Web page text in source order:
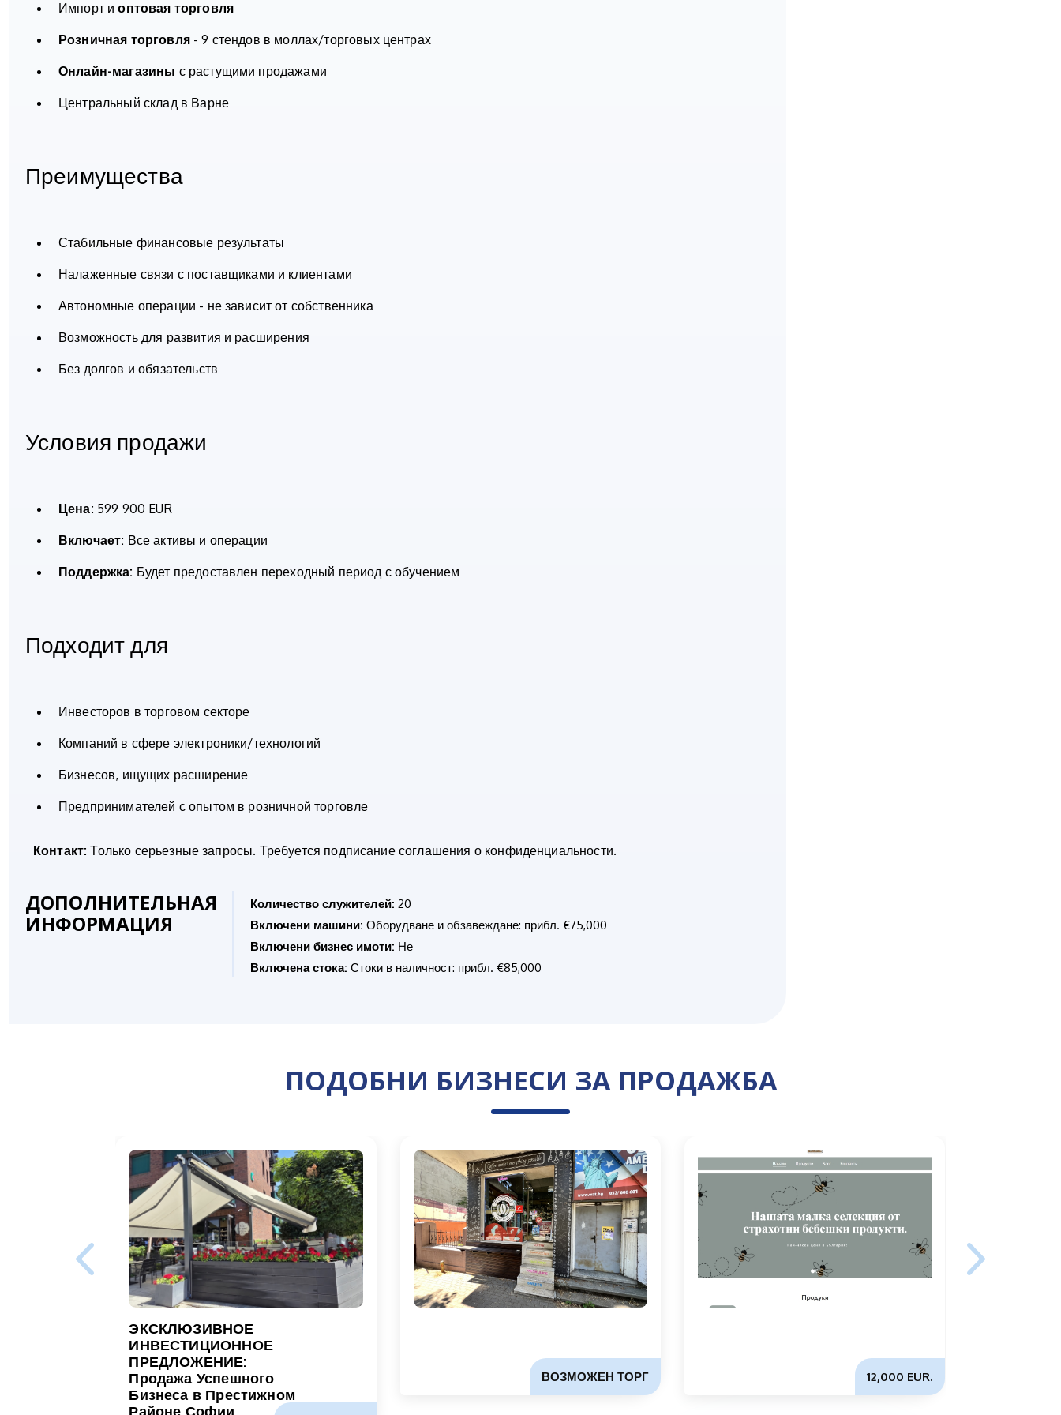
Импорт иоптовая торговля
Розничная торговля- 9 стендов в моллах/торговых центрах
Онлайн-магазины с растущими продажами
Центральный склад в Варне
Преимущества
Стабильные финансовые результаты
Налаженные связи с поставщиками и клиентами
Автономные операции - не зависит от собственника
Возможность для развития и расширения
Без долгов и обязательств
Условия продажи
Цена: 599 900 EUR
Включает: Все активы и операции
Поддержка: Будет предоставлен переходный период с обучением
Подходит для
Инвесторов в торговом секторе
Компаний в сфере электроники/технологий
Бизнесов, ищущих расширение
Предпринимателей с опытом в розничной торговле
Контакт: Только серьезные запросы. Требуется подписание соглашения о конфиденциальности.
ДОПОЛНИТЕЛЬНАЯ
ИНФОРМАЦИЯ
Количество служителей: 20
Включени машини: Оборудване и обзавеждане: прибл. €75,000
Включени бизнес имоти: Не
Включена стока: Стоки в наличност: прибл. €85,000
ПОДОБНИ БИЗНЕСИ ЗА ПРОДАЖБА
ЭКСКЛЮЗИВНОЕ
ИНВЕСТИЦИОННОЕ
ПРЕДЛОЖЕНИЕ:
Продажа Успешного
Бизнеса в Престижном
Районе Софии
ВОЗМОЖЕН ТОРГ 12,000 EUR.